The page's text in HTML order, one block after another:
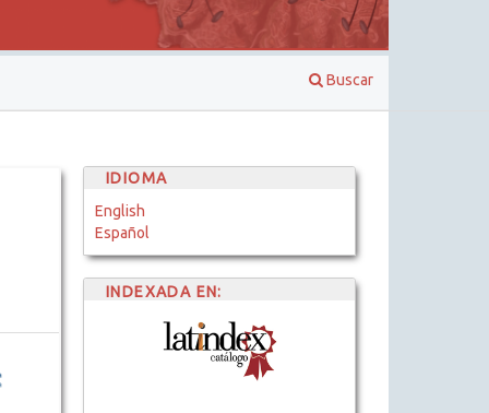
Buscar
IDIOMA
English
Español
INDEXADA EN: